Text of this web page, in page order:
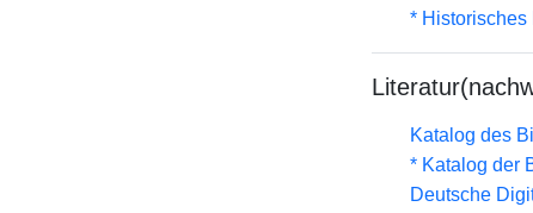
* Historisches
Katalog des
* Katalog der
Deutsche